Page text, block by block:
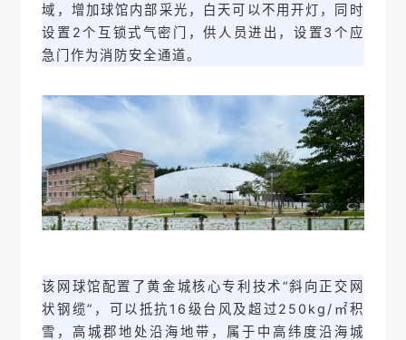
域，增加球馆内部采光，白天可以不用开灯，同时
设置2个互锁式气密门，供人员进出，设置3个应
急门作为消防安全通道。
该网球馆配置了黄金城核心专利技术“斜向正交网
状钢缆”，可以抵抗16级台风及超过250kg/㎡积
雪，高城郡地处沿海地带，属于中高纬度沿海城